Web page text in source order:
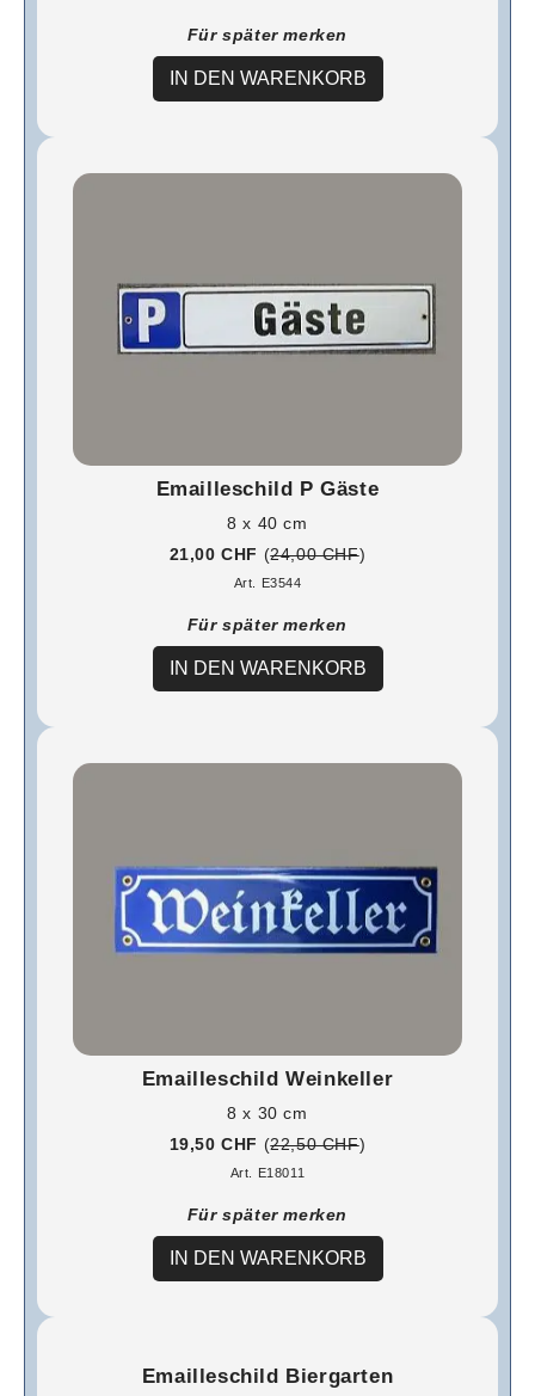
Für später merken
IN DEN WARENKORB
Emailleschild P Gäste
8 x 40 cm
21,00 CHF (24,00 CHF)
Art. E3544
Für später merken
IN DEN WARENKORB
Emailleschild Weinkeller
8 x 30 cm
19,50 CHF (22,50 CHF)
Art. E18011
Für später merken
IN DEN WARENKORB
Emailleschild Biergarten